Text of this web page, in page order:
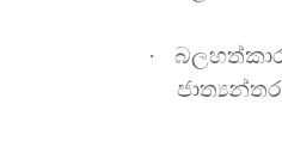
·